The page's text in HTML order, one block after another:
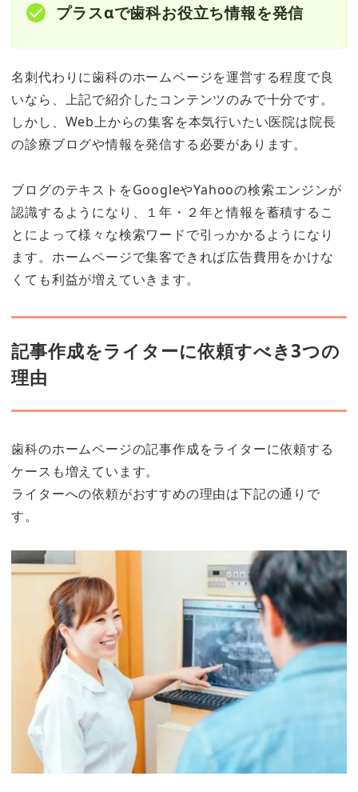
プラスαで歯科お役立ち情報を発信
名刺代わりに歯科のホームページを運営する程度で良
いなら、上記で紹介したコンテンツのみで十分です。
しかし、Web上からの集客を本気行いたい医院は院長
の診療ブログや情報を発信する必要があります。
ブログのテキストをGoogleやYahooの検索エンジンが
認識するようになり、１年・２年と情報を蓄積するこ
とによって様々な検索ワードで引っかかるようになり
ます。ホームページで集客できれば広告費用をかけな
くても利益が増えていきます。
記事作成をライターに依頼すべき3つの
理由
歯科のホームページの記事作成をライターに依頼する
ケースも増えています。
ライターへの依頼がおすすめの理由は下記の通りで
す。